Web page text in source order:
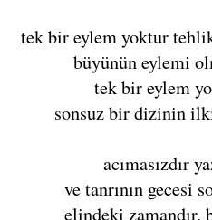
tek bir eylem yoktur
büyünün eylemi
tek bir eylem
sonsuz bir dizinin
acımasızdır
ve tanrının gecesi
elindeki zamandır,